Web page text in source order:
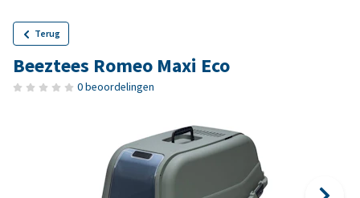
Terug
Beeztees Romeo Maxi Eco
0 beoordelingen